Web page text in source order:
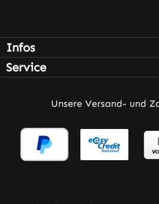
Infos
Service
Unsere Versand- und